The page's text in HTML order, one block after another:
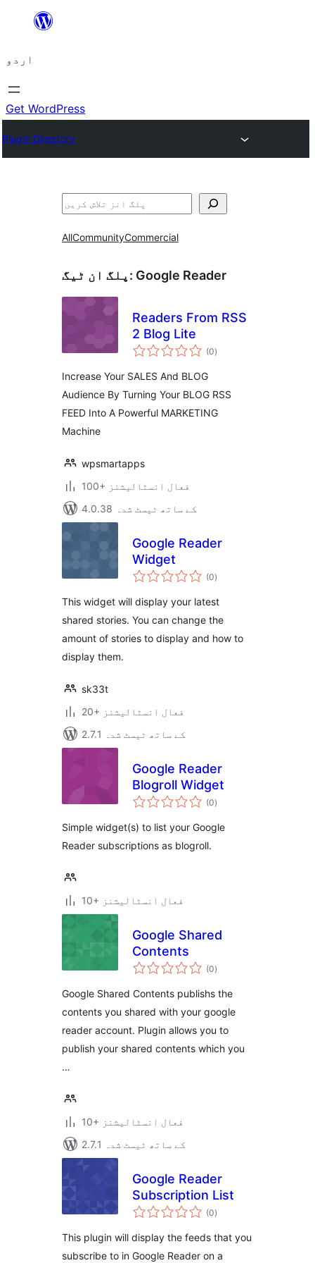
چھوڑیں
پر
جائیں
اردو
Get WordPress
Plugin Directory
تلاش
AllCommunityCommercial
پلگ ان ٹیگ: Google Reader
Readers From RSS
2 Blog Lite
(0مجموعی
درجہ
)
Increase Your SALES And BLOG
Audience By Turning Your BLOG RSS
FEED Into A Powerful MARKETING
Machine
wpsmartapps
100+ فعال انسٹالیشنز
4.0.38 کے ساتھ ٹیسٹ شدہ
Google Reader
Widget
(0مجموعی
درجہ
)
This widget will display your latest
shared stories. You can change the
amount of stories to display and how to
display them.
sk33t
20+ فعال انسٹالیشنز
2.7.1 کے ساتھ ٹیسٹ شدہ
Google Reader
Blogroll Widget
(0مجموعی
درجہ
)
Simple widget(s) to list your Google
Reader subscriptions as blogroll.
10+ فعال انسٹالیشنز
Google Shared
Contents
(0مجموعی
درجہ
)
Google Shared Contents publishs the
contents you shared with your google
reader account. Plugin allows you to
publish your shared contents which you
…
10+ فعال انسٹالیشنز
2.7.1 کے ساتھ ٹیسٹ شدہ
Google Reader
Subscription List
(0مجموعی
درجہ
)
This plugin will display the feeds that you
subscribe to in Google Reader on a